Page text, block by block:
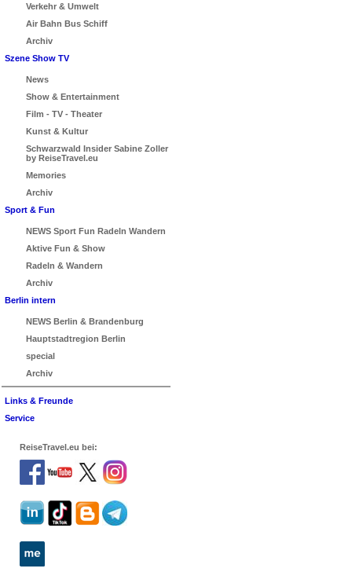
Verkehr & Umwelt
Air Bahn Bus Schiff
Archiv
Szene Show TV
News
Show & Entertainment
Film - TV - Theater
Kunst & Kultur
Schwarzwald Insider Sabine Zoller
by ReiseTravel.eu
Memories
Archiv
Sport & Fun
NEWS Sport Fun Radeln Wandern
Aktive Fun & Show
Radeln & Wandern
Archiv
Berlin intern
NEWS Berlin & Brandenburg
Hauptstadtregion Berlin
special
Archiv
Links & Freunde
Service
ReiseTravel.eu bei: